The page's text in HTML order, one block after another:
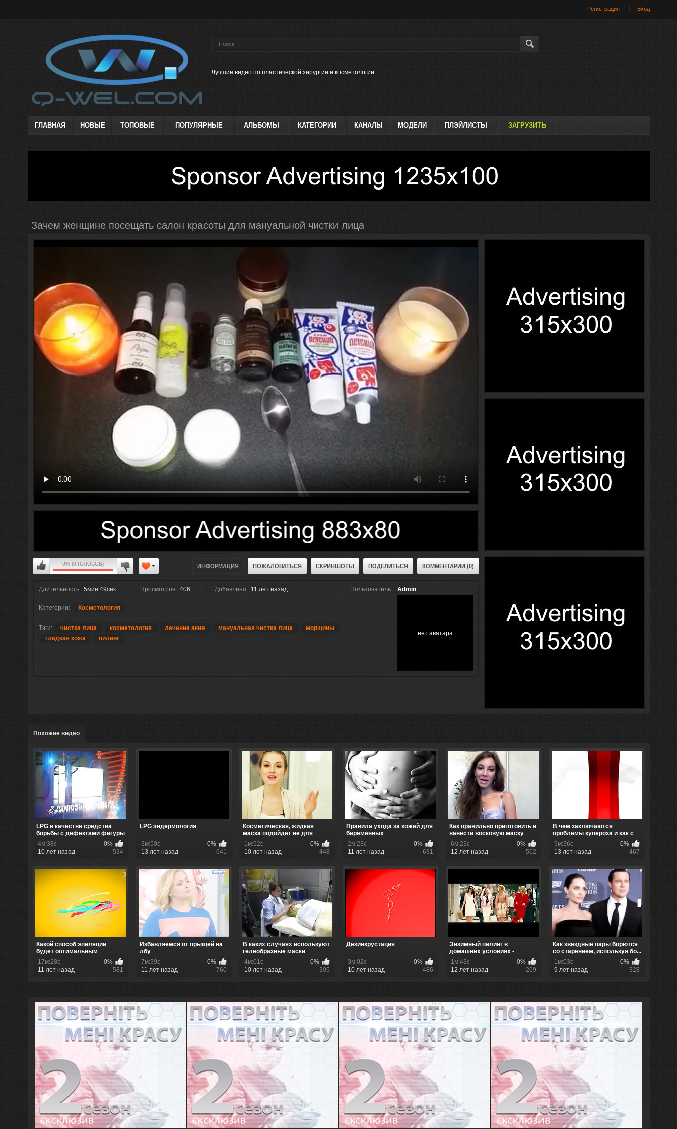
Регистрация Вход
Лучшие видео по пластической хирургии и косметологии
ГЛАВНАЯ НОВЫЕ ТОПОВЫЕ ПОПУЛЯРНЫЕ АЛЬБОМЫ КАТЕГОРИИ КАНАЛЫ МОДЕЛИ ПЛЭЙЛИСТЫ ЗАГРУЗИТЬ
Зачем женщине посещать салон красоты для мануальной чистки лица
0% (0 ГОЛОСОВ) ИНФОРМАЦИЯ ПОЖАЛОВАТЬСЯ СКРИНШОТЫ ПОДЕЛИТЬСЯ КОММЕНТАРИИ (0)
Admin
нет аватара
Длительность: 5мин 49сек Просмотров: 406 Добавлено: 11 лет назад Пользователь:
Категории: Косметология
Тэги: чистка лица косметология лечение акне мануальная чистка лица
морщины
гладкая кожа
пилинг
Похожие видео
LPG в качестве средства
борьбы с дефектами фигуры
4м:38с
0%
10 лет назад
534
LPG эндермология
3м:50с
0%
13 лет назад
641
Косметическая, жидкая
маска подойдет не для
любого т...
1м:52с
0%
10 лет назад
448
Правила ухода за кожей для
беременных
2м:23с
0%
11 лет назад
631
Как правильно приготовить и
нанести восковую маску
6м:23с
0%
12 лет назад
562
В чем заключаются
проблемы купероза и как с
ними бор...
9м:36с
0%
13 лет назад
467
Какой способ эпиляции
будет оптимальным
17м:28с
0%
11 лет назад
581
Избавляемся от прыщей на
лбу
7м:39с
0%
11 лет назад
760
В каких случаях используют
гелеобразные маски
4м:01с
0%
10 лет назад
305
Дезинкрустация
3м:02с
0%
10 лет назад
486
Энзимный пилинг в
домашних условиях -
реально ли?
1м:43с
0%
12 лет назад
269
Как звездные пары борются
со старением, используя бо...
1м:03с
0%
9 лет назад
328